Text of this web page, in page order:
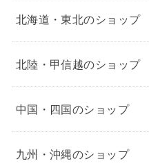
北海道・東北のショップ
北陸・甲信越のショップ
中国・四国のショップ
九州・沖縄のショップ